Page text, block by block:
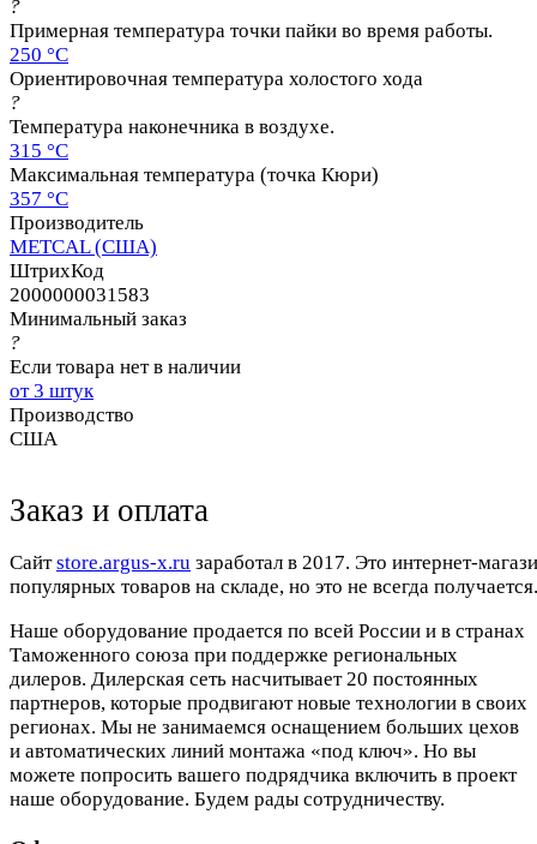
?
Примерная температура точки пайки во время работы.
250 °C
Ориентировочная температура холостого хода
?
Температура наконечника в воздухе.
315 °C
Максимальная температура (точка Кюри)
357 °C
Производитель
METCAL (США)
ШтрихКод
2000000031583
Минимальный заказ
?
Если товара нет в наличии
от 3 штук
Производство
США
Заказ и оплата
Cайтstore.argus-x.ru заработал в 2017. Это интернет-
популярных товаров на складе, но это не всегда
Наше оборудование продается по всей России и в странах
Таможенного союза при поддержке региональных
дилеров. Дилерская сеть насчитывает 20 постоянных
партнеров, которые продвигают новые технологии в своих
регионах. Мы не занимаемся оснащением больших цехов
и автоматических линий монтажа «под ключ». Но вы
можете попросить вашего подрядчика включить в проект
наше оборудование. Будем рады сотрудничеству.